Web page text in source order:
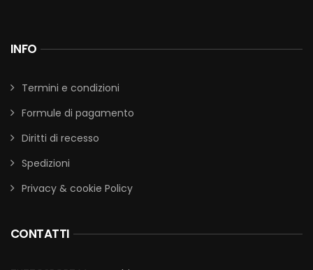
INFO
Termini e condizioni
Formule di pagamento
Diritti di recesso
Spedizioni
Privacy & cookie Policy
CONTATTI